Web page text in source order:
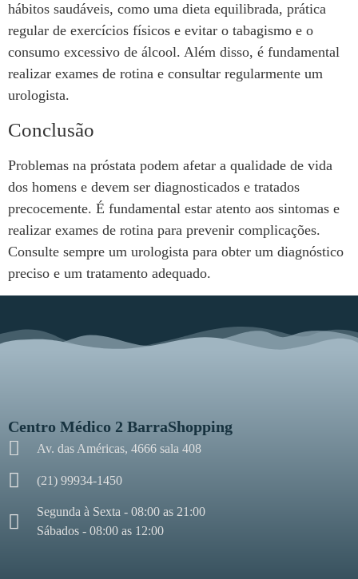
hábitos saudáveis, como uma dieta equilibrada, prática
regular de exercícios físicos e evitar o tabagismo e o
consumo excessivo de álcool. Além disso, é fundamental
realizar exames de rotina e consultar regularmente um
urologista.
Conclusão
Problemas na próstata podem afetar a qualidade de vida
dos homens e devem ser diagnosticados e tratados
precocemente. É fundamental estar atento aos sintomas e
realizar exames de rotina para prevenir complicações.
Consulte sempre um urologista para obter um diagnóstico
preciso e um tratamento adequado.
Centro Médico 2 BarraShopping
Av. das Américas, 4666 sala 408
(21) 99934-1450
Segunda à Sexta - 08:00 as 21:00
Sábados - 08:00 as 12:00